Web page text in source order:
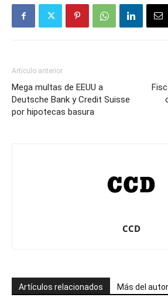
Artículo anterior
Mega multas de EEUU a
Deutsche Bank y Credit Suisse
por hipotecas basura
CCD
Artículos relacionados Más del autor